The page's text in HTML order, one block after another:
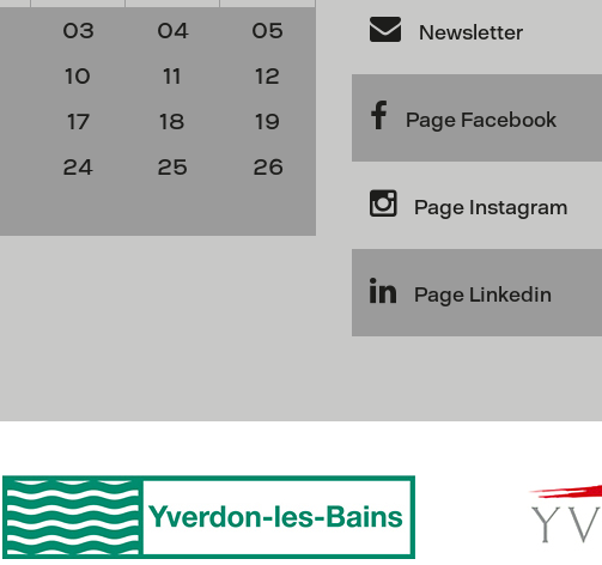
03 04
05
10 11
12
17 18
19
24 25
26
Newsletter
Page Facebook
Page Instagram
Page Linkedin